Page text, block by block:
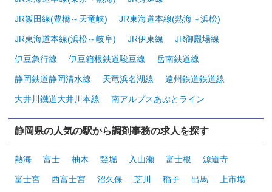
JR飯田線(豊橋～天竜峡) JR東海道本線(熱海～浜松)
JR東海道本線(浜松～岐阜) JR伊東線 JR御殿場線
伊豆急行線 伊豆箱根鉄道駿豆線 岳南鉄道線
静岡鉄道静岡清水線 天竜浜名湖線 遠州鉄道鉄道線
大井川鐵道大井川本線 南アルプスあぷとライン
静岡県の人気の駅から調剤事務の求人を探す
熱海 富士 柚木 竪堀 入山瀬 富士根 源道寺
富士宮 西富士宮 沼久保 芝川 稲子 出馬 上市場